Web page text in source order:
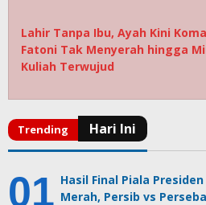
Lahir Tanpa Ibu, Ayah Kini
Fatoni Tak Menyerah hingga
Kuliah Terwujud
Hasil Final Piala
Merah, Persib vs